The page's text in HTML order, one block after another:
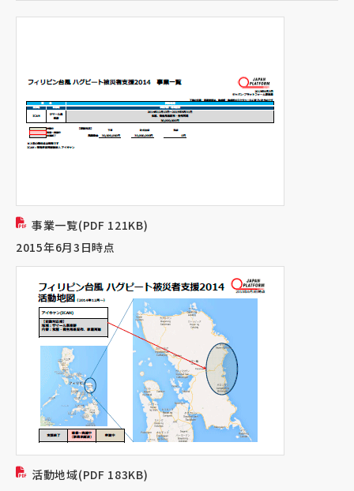
事業一覧(PDF 121KB)
2015年6月3日時点
活動地域(PDF 183KB)